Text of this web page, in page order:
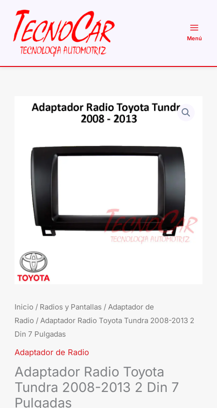
contenido
Inicio / Radios y Pantallas / Adaptador de
Radio / Adaptador Radio Toyota Tundra 2008-2013 2
Din 7 Pulgadas
Adaptador de Radio
Adaptador Radio Toyota
Tundra 2008-2013 2 Din 7
Pulgadas
Adaptador
Tundra
2008-
2013
Pulgadas